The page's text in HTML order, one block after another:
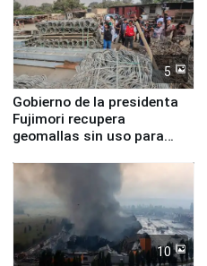
5
Gobierno de la presidenta
Fujimori recupera
geomallas sin uso para
Fenómeno El Niño
10